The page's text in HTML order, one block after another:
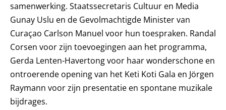
samenwerking. Staatssecretaris Cultuur en Media
Gunay Uslu en de Gevolmachtigde Minister van
Curaçao Carlson Manuel voor hun toespraken. Randal
Corsen voor zijn toevoegingen aan het programma,
Gerda Lenten-Havertong voor haar wonderschone en
ontroerende opening van het Keti Koti Gala en Jörgen
Raymann voor zijn presentatie en spontane muzikale
bijdrages.